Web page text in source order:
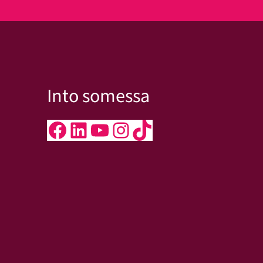
Into somessa
Facebook LinkedIn YouTube InstagramTikTok